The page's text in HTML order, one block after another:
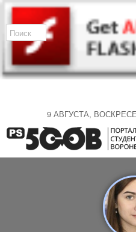
9 АВГУСТА,